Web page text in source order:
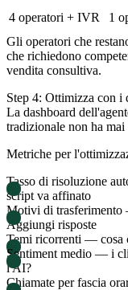
4 operatori + IVR
1
Gli operatori che
che richiedono
vendita consultiva.
Step 4: Ottimizza con i
La dashboard
tradizionale non ha mai
Metriche per
Tasso di risoluzione
script va affinato
Motivi di trasferimento
Aggiungi risposte
Temi ricorrenti — cosa
Sentiment medio — i
l'AI?
Chiamate per fascia